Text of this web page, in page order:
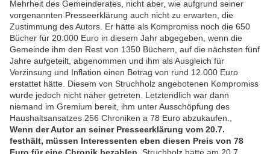
Mehrheit des Gemeinderates, nicht aber, wie aufgrund seiner
vorgenannten Presseerklärung auch nicht zu erwarten, die
Zustimmung des Autors. Er hätte als Kompromiss noch die 650
Bücher für 20.000 Euro in diesem Jahr abgegeben, wenn die
Gemeinde ihm den Rest von 1350 Büchern, auf die nächsten fünf
Jahre aufgeteilt, abgenommen und ihm als Ausgleich für
Verzinsung und Inflation einen Betrag von rund 12.000 Euro
erstattet hätte. Diesem von Struchholz angebotenen Kompromiss
wurde jedoch nicht näher getreten. Letztendlich war dann
niemand im Gremium bereit, ihm unter Ausschöpfung des
Haushaltsansatzes 256 Chroniken a 78 Euro abzukaufen.,
Wenn der Autor an seiner Presseerklärung vom 20.7.
festhält, müssen Interessenten eben diesen Preis von 78